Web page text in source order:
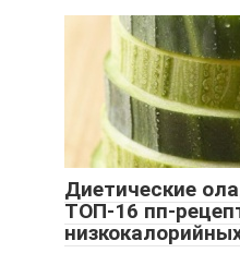
Диетические
ТОП-16 пп-